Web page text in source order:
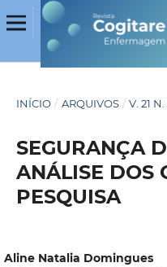
INÍCIO / ARQUIVOS / V. 21
SEGURANÇA
ANÁLISE DOS
PESQUISA
Aline Natalia Domingues